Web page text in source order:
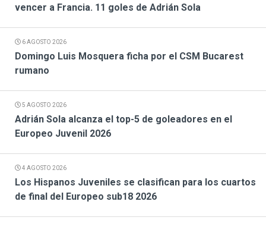
vencer a Francia. 11 goles de Adrián Sola
6 AGOSTO 2026
Domingo Luis Mosquera ficha por el CSM Bucarest
rumano
5 AGOSTO 2026
Adrián Sola alcanza el top-5 de goleadores en el
Europeo Juvenil 2026
4 AGOSTO 2026
Los Hispanos Juveniles se clasifican para los cuartos
de final del Europeo sub18 2026